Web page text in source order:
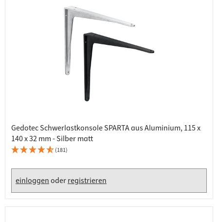
Gedotec Schwerlastkonsole SPARTA aus Aluminium, 115 x
140 x 32 mm - Silber matt
(181)
einloggenoderregistrieren